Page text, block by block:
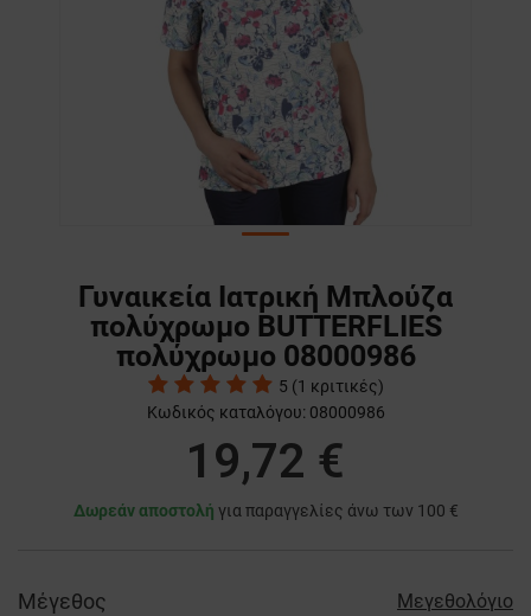
Γυναικεία Ιατρική Μπλούζα
πολύχρωμο BUTTERFLIES
πολύχρωμο 08000986
5 (1 κριτικές)
Κωδικός καταλόγου: 08000986
19,72 €
Δωρεάν αποστολή για παραγγελίες άνω των 100 €
Μέγεθος Μεγεθολόγιο